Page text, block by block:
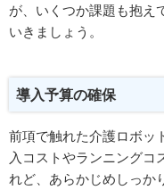
が、いくつか課題も抱え
いきましょう。
導入予算の確保
前項で触れた介護ロボッ
入コストやランニングコ
れど、あらかじめしっか